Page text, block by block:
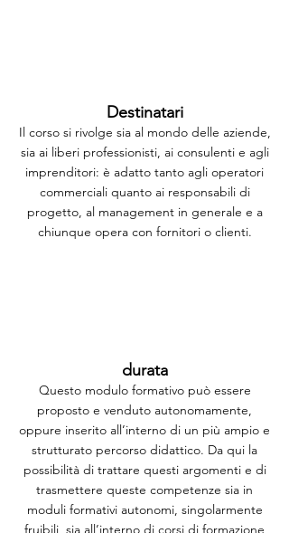
Destinatari
Il corso si rivolge sia al mondo delle aziende,
sia ai liberi professionisti, ai consulenti e agli
imprenditori: è adatto tanto agli operatori
commerciali quanto ai responsabili di
progetto, al management in generale e a
chiunque opera con fornitori o clienti.
durata
Questo modulo formativo può essere
proposto e venduto autonomamente,
oppure inserito all’interno di un più ampio e
strutturato percorso didattico. Da qui la
possibilità di trattare questi argomenti e di
trasmettere queste competenze sia in
moduli formativi autonomi, singolarmente
fruibili, sia all’interno di corsi di formazione